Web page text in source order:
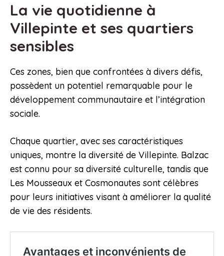
La vie quotidienne à
Villepinte et ses quartiers
sensibles
Ces zones, bien que confrontées à divers défis,
possèdent un potentiel remarquable pour le
développement communautaire et l’intégration
sociale.
Chaque quartier, avec ses caractéristiques
uniques, montre la diversité de Villepinte. Balzac
est connu pour sa diversité culturelle, tandis que
Les Mousseaux et Cosmonautes sont célèbres
pour leurs initiatives visant à améliorer la qualité
de vie des résidents.